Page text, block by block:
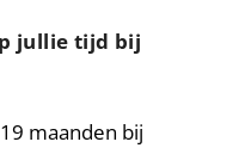
jullie tijd bij
maanden bij